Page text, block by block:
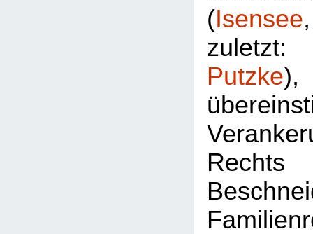
(Isensee
Putzke